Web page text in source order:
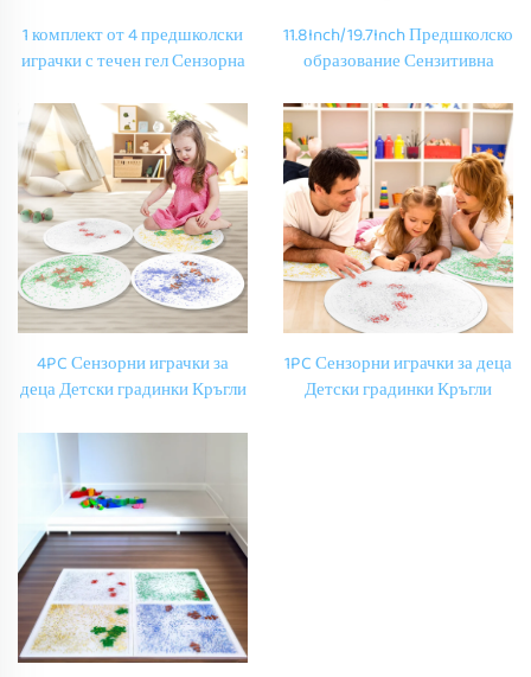
1 комплект от 4 предшколски
играчки с течен гел Сензорна
Играчки за автистични деца
11.8Inch/19.7Inch Предшколско
образование Сензитивна
Сензорно оборудване Игрови
играчки за автистични деца
4PC Сензорни играчки за
деца Детски градинки Кръгли
Сензорен течен под за малки
деца Гелова плочка за деца
1PC Сензорни играчки за деца
Детски градинки Кръгли